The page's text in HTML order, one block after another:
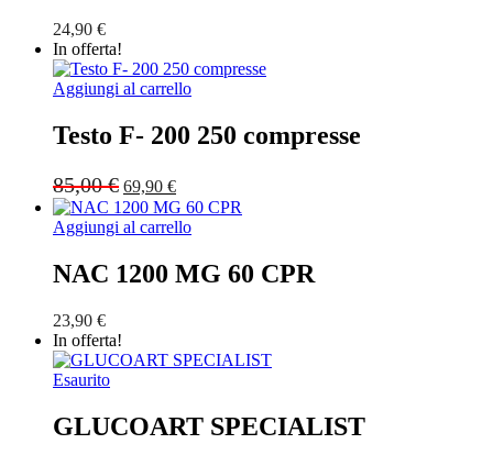
24,90 €
In offerta!
Aggiungi al carrello
Testo F- 200 250 compresse
85,00€ Original
price
was:
85,00 €.
69,90 €Current
price
is:
69,90 €.
Aggiungi al carrello
NAC 1200 MG 60 CPR
23,90 €
In offerta!
Esaurito
GLUCOART SPECIALIST